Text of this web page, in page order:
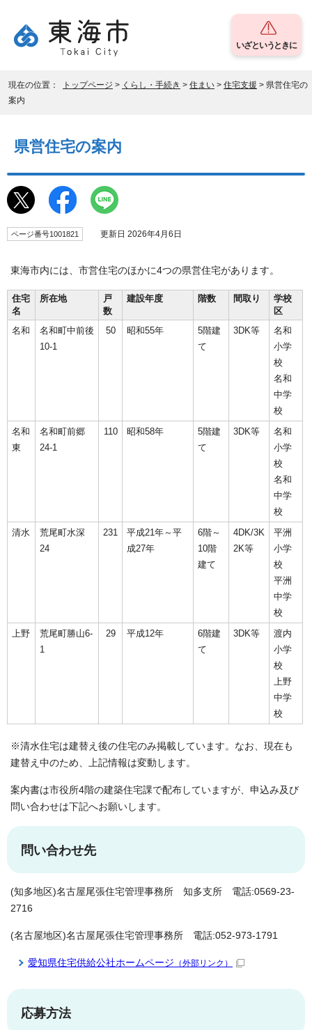
いざというときに
現在の位置： トップページ > くらし・手続き > 住まい > 住宅支援 > 県営住宅の
案内
県営住宅の案内
ページ番号1001821 更新日 2026年4月6日
東海市内には、市営住宅のほかに4つの県営住宅があります。
住宅
名
所在地
戸
数
建設年度 階数 間取り
学校
区
名和
名和町中前後
10-1
50 昭和55年
5階建
て
3DK等
名和
小学
校
名和
中学
校
名和
東
名和町前郷
24-1
110 昭和58年
5階建
て
3DK等
名和
小学
校
名和
中学
校
清水
荒尾町水深
24
231
平成21年～平
成27年
6階～
10階
建て
4DK/3K
2K等
平洲
小学
校
平洲
中学
校
上野
荒尾町勝山6-
1
29 平成12年
6階建
て
3DK等
渡内
小学
校
上野
中学
校
※清水住宅は建替え後の住宅のみ掲載しています。なお、現在も
建替え中のため、上記情報は変動します。
案内書は市役所4階の建築住宅課で配布していますが、申込み及び
問い合わせは下記へお願いします。
問い合わせ先
(知多地区)名古屋尾張住宅管理事務所 知多支所 電話:0569-23-
2716
(名古屋地区)名古屋尾張住宅管理事務所 電話:052-973-1791
愛知県住宅供給公社ホームページ （外部リンク）
応募方法